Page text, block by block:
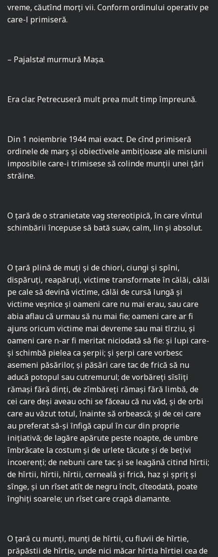
vreme, căutînd morţi vii. Conform ordinului operativ pe
care-l primiseră.
– Pajalsta! murmură Maşa.
Era clar. Petrecuseră mult prea mult timp împreună.
Din 1 noiembrie 1944 mai exact. De cînd primiseră
ordinele de marş şi obiectivele ambiţioase ale misiunii
imposibile care-i trimisese să colinde munţii unei ţări
străine.
O ţară de o stranietate vag stereotipică, în care vîntul
schimbării începuse să bată suav, calm, lin şi absolut.
O ţară plină de muţi şi de chiori, ciungi şi spîni,
dispăruţi, reapăruţi, victime transformate în călăi, călăi
pe cale să devină victime, călăi de cursă lungă şi
victime veşnice şi oameni care nu mai erau, sau care
abia aflau că urmau să nu mai fie; oameni care ar fi
ajuns oricum victime mai devreme sau mai tîrziu, şi
oameni care n-ar fi meritat niciodată să fie: şi lupi care-
şi schimbă pielea ca şerpii; şi şerpi care vorbesc
asemeni păsărilor, şi păsări care tac de frică să nu
aducă potopul sau cutremurul; de vorbăreţi sîsîiţi
rămaşi fără dinţi, de zîmbăreţi rămaşi fără limbă, de
cei care deşi aveau ochi se făceau că nu văd, şi de orbi
care au văzut totul, înainte să orbească; şi de cei care
au preferat să-şi înfigă capul în cur din proprie
iniţiativă; de lagăre apărute peste noapte, de umbre
îmbrăcate la costum şi de urlete tăcute şi de beţivi
incoerenţi; de nebuni care tac şi se leagănă citind hîrtii;
de hîrtii, hîrtii, hîrtii, cerneală şi frică, haz şi şpriţ şi
sînge, şi un rîset atît de negru încît, cîteodată, poate
înghiţi soarele; un rîset care crapă diamante.
O ţară cu munţi, munţi de hîrtii, cu fluvii de hîrtie,
prăpăstii de hîrtie, unde nici măcar hîrtia hîrtiei cea de